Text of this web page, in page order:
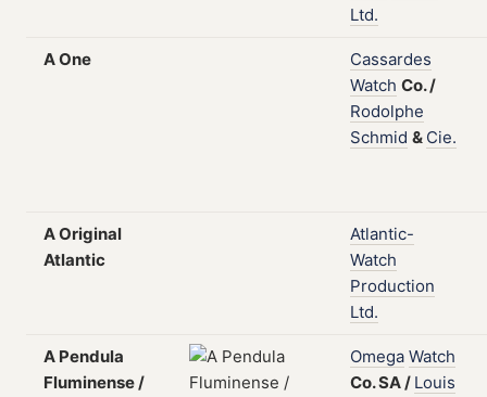
Ltd.
A One
Cassardes
Watch Co./
Rodolphe
Schmid & Cie.
A Original
Atlantic
Atlantic-
Watch
Production
Ltd.
A Pendula
Fluminense /
Omega Watch
Co.SA/ Louis